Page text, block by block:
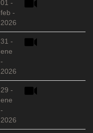
01 -
feb -
2026
31 -
ene
-
2026
29 -
ene
-
2026